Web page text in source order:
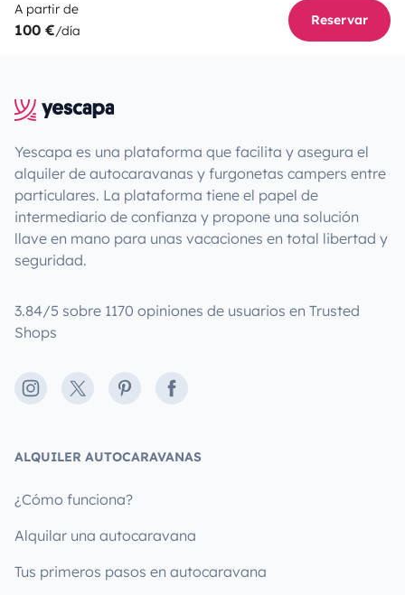
A partir de
100 €/día
Reservar
Yescapa es una plataforma que facilita y asegura el
alquiler de autocaravanas y furgonetas campers entre
particulares. La plataforma tiene el papel de
intermediario de confianza y propone una solución
llave en mano para unas vacaciones en total libertad y
seguridad.
3.84/5 sobre 1170 opiniones de usuarios en Trusted
Shops
Instagram
X PinterestFacebook
ALQUILER AUTOCARAVANAS
¿Cómo funciona?
Alquilar una autocaravana
Tus primeros pasos en autocaravana